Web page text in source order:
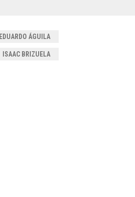
EDUARDO ÁGUILA
ISAAC BRIZUELA